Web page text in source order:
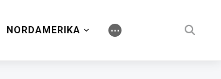
NORDAMERIKA ⋯